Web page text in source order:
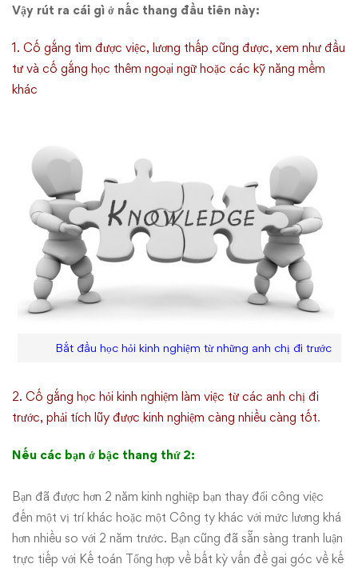
Vậy rút ra cái gì ở nấc thang đầu tiên này:
1. Cố gắng tìm được việc, lương thấp cũng được, xem như đầu
tư và cố gắng học thêm ngoại ngữ hoặc các kỹ năng mềm
khác
Bắt đầu học hỏi kinh nghiệm từ những anh chị đi trước
2. Cố gắng học hỏi kinh nghiệm làm việc từ các anh chị đi
trước, phải tích lũy được kinh nghiệm càng nhiều càng tốt.
Nếu các bạn ở bậc thang thứ 2:
Bạn đã được hơn 2 năm kinh nghiệp bạn thay đổi công việc
đến một vị trí khác hoặc một Công ty khác với mức lương khá
hơn nhiều so với 2 năm trước. Bạn cũng đã sẵn sàng tranh luận
trực tiếp với Kế toán Tổng hợp về bất kỳ vấn đề gai góc về kế